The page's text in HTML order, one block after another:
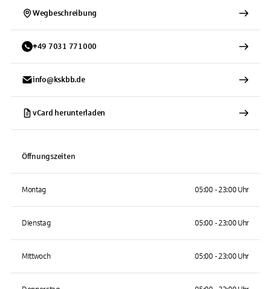
Wegbeschreibung
+49 7031 771000
info@kskbb.de
vCard herunterladen
Öffnungszeiten
Montag 05:00 - 23:00 Uhr
Dienstag 05:00 - 23:00 Uhr
Mittwoch 05:00 - 23:00 Uhr